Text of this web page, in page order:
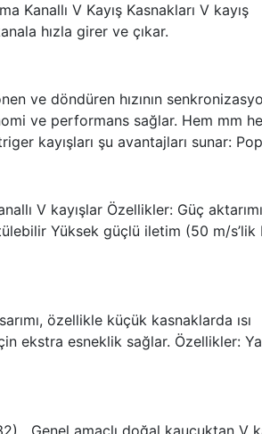
Kanallı V Kayış Kasnakları V kayış
hızla girer ve çıkar.
ve döndüren hızının
ve performans sağlar. Hem mm
kayışları şu avantajları sunar:
V kayışlar Özellikler: Güç
Yüksek güçlü iletim (50 m/s’lik
özellikle küçük kasnaklarda ısı
ekstra esneklik sağlar. Özellikler:
Genel amaçlı doğal kauçuktan V